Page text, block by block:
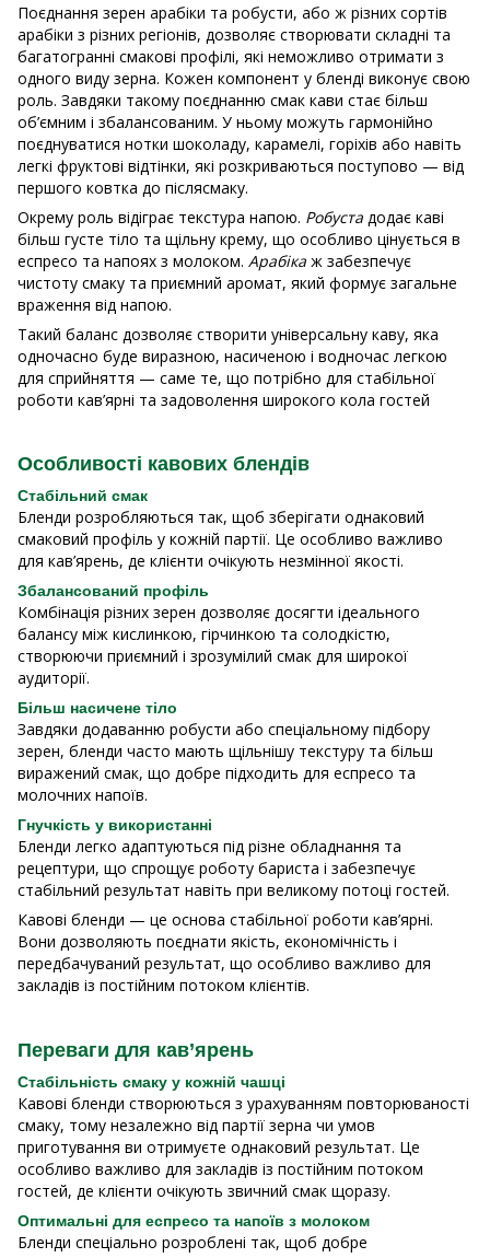
Поєднання зерен арабіки та робусти, або ж різних сортів
арабіки з різних регіонів, дозволяє створювати складні та
багатогранні смакові профілі, які неможливо отримати з
одного виду зерна. Кожен компонент у бленді виконує свою
роль. Завдяки такому поєднанню смак кави стає більш
об’ємним і збалансованим. У ньому можуть гармонійно
поєднуватися нотки шоколаду, карамелі, горіхів або навіть
легкі фруктові відтінки, які розкриваються поступово — від
першого ковтка до післясмаку.
Окрему роль відіграє текстура напою. Робуста додає каві
більш густе тіло та щільну крему, що особливо цінується в
еспресо та напоях з молоком. Арабіка ж забезпечує
чистоту смаку та приємний аромат, який формує загальне
враження від напою.
Такий баланс дозволяє створити універсальну каву, яка
одночасно буде виразною, насиченою і водночас легкою
для сприйняття — саме те, що потрібно для стабільної
роботи кав’ярні та задоволення широкого кола гостей
Особливості кавових блендів
Стабільний смак
Бленди розробляються так, щоб зберігати однаковий
смаковий профіль у кожній партії. Це особливо важливо
для кав’ярень, де клієнти очікують незмінної якості.
Збалансований профіль
Комбінація різних зерен дозволяє досягти ідеального
балансу між кислинкою, гірчинкою та солодкістю,
створюючи приємний і зрозумілий смак для широкої
аудиторії.
Більш насичене тіло
Завдяки додаванню робусти або спеціальному підбору
зерен, бленди часто мають щільнішу текстуру та більш
виражений смак, що добре підходить для еспресо та
молочних напоїв.
Гнучкість у використанні
Бленди легко адаптуються під різне обладнання та
рецептури, що спрощує роботу бариста і забезпечує
стабільний результат навіть при великому потоці гостей.
Кавові бленди — це основа стабільної роботи кав’ярні.
Вони дозволяють поєднати якість, економічність і
передбачуваний результат, що особливо важливо для
закладів із постійним потоком клієнтів.
Переваги для кав’ярень
Стабільність смаку у кожній чашці
Кавові бленди створюються з урахуванням повторюваності
смаку, тому незалежно від партії зерна чи умов
приготування ви отримуєте однаковий результат. Це
особливо важливо для закладів із постійним потоком
гостей, де клієнти очікують звичний смак щоразу.
Оптимальні для еспресо та напоїв з молоком
Бленди спеціально розроблені так, щоб добре